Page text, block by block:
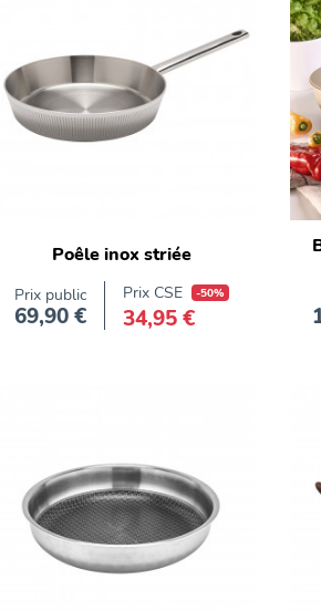
Poêle inox striée
Prix public
Prix
69,90 €
Prix CSE -50%
34,95 €